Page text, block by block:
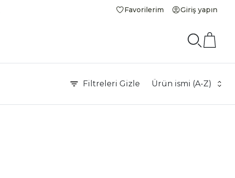
Favorilerim Giriş yapın
Filtreleri Gizle Ürün ismi (A-Z)